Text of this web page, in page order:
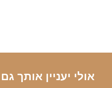
אולי יעניין אותך גם